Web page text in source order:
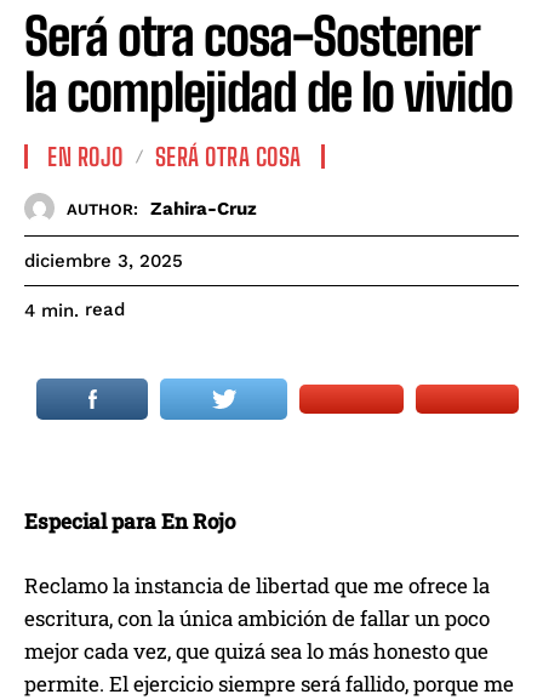
Será otra cosa-Sostener
la complejidad de lo vivido
EN ROJO SERÁ OTRA COSA
AUTHOR: Zahira-Cruz
diciembre 3, 2025
4 min. read
Especial para En Rojo
Reclamo la instancia de libertad que me ofrece la
escritura, con la única ambición de fallar un poco
mejor cada vez, que quizá sea lo más honesto que
permite. El ejercicio siempre será fallido, porque me